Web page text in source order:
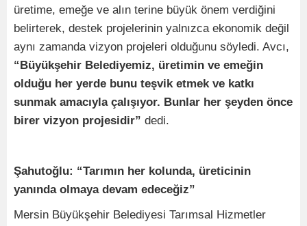
üretime, emeğe ve alın terine büyük önem verdiğini
belirterek, destek projelerinin yalnızca ekonomik değil
aynı zamanda vizyon projeleri olduğunu söyledi. Avcı,
“Büyükşehir Belediyemiz, üretimin ve emeğin
olduğu her yerde bunu teşvik etmek ve katkı
sunmak amacıyla çalışıyor. Bunlar her şeyden önce
birer vizyon projesidir” dedi.
Şahutoğlu: “Tarımın her kolunda, üreticinin
yanında olmaya devam edeceğiz”
Mersin Büyükşehir Belediyesi Tarımsal Hizmetler